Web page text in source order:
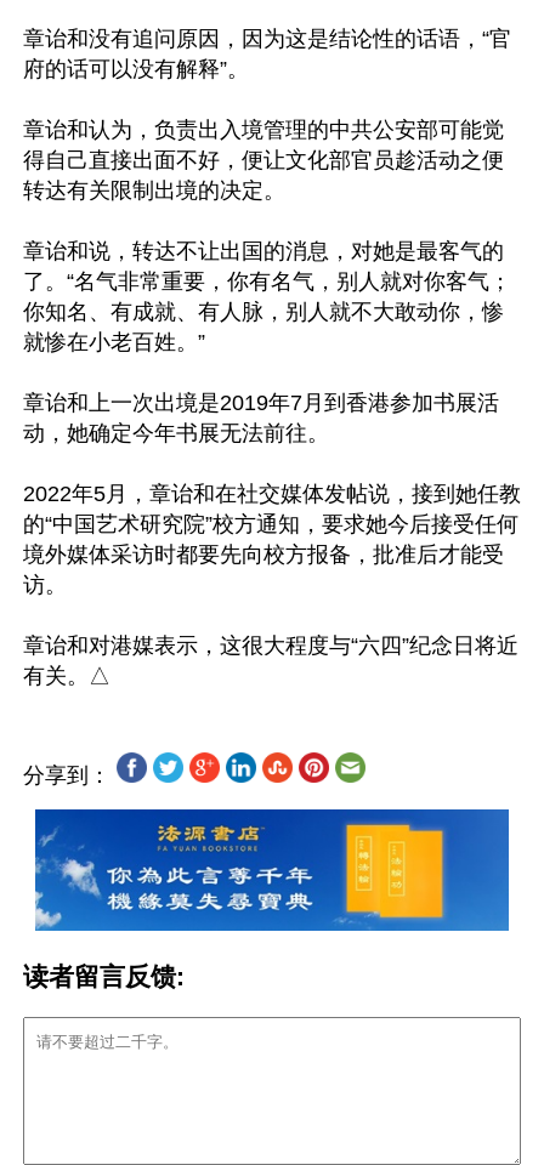
章诒和没有追问原因，因为这是结论性的话语，“官
府的话可以没有解释”。
章诒和认为，负责出入境管理的中共公安部可能觉
得自己直接出面不好，便让文化部官员趁活动之便
转达有关限制出境的决定。
章诒和说，转达不让出国的消息，对她是最客气的
了。“名气非常重要，你有名气，别人就对你客气；
你知名、有成就、有人脉，别人就不大敢动你，惨
就惨在小老百姓。”
章诒和上一次出境是2019年7月到香港参加书展活
动，她确定今年书展无法前往。
2022年5月，章诒和在社交媒体发帖说，接到她任教
的“中国艺术研究院”校方通知，要求她今后接受任何
境外媒体采访时都要先向校方报备，批准后才能受
访。
章诒和对港媒表示，这很大程度与“六四”纪念日将近
分享到：
读者留言反馈: